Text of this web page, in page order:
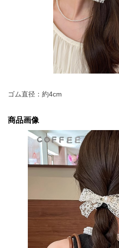
ゴム直径：約4cm
商品画像